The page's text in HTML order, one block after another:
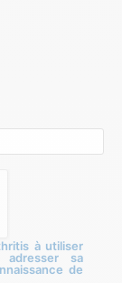
à utiliser
sa
de